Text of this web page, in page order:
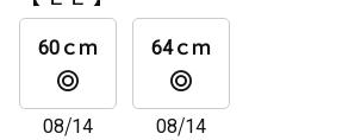
60ｃｍ
08/14
64ｃｍ
08/14